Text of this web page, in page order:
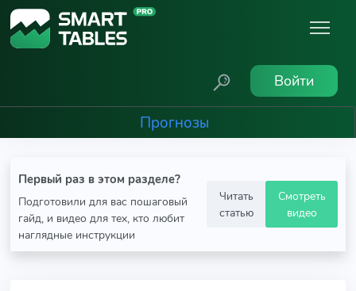
Войти
Прогнозы
Первый раз в этом разделе?
Подготовили для вас пошаговый
гайд, и видео для тех, кто любит
наглядные инструкции
Читать
статью
Смотреть
видео